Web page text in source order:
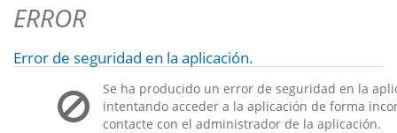
ERROR
Error de seguridad en la aplicación.
Se ha producido un error de seguridad en la
intentando acceder a la aplicación de forma
contacte con el administrador de la aplicación.